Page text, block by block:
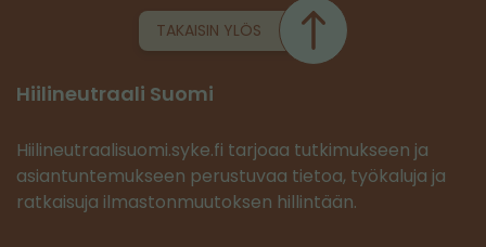
TAKAISIN YLÖS
Hiilineutraali Suomi
Hiilineutraalisuomi.syke.fi tarjoaa tutkimukseen ja
asiantuntemukseen perustuvaa tietoa, työkaluja ja
ratkaisuja ilmastonmuutoksen hillintään.